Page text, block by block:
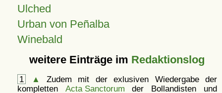
Ulched
Urban von Peñalba
Winebald
weitere Einträge im Redaktionslog
1 ▲
Zudem mit der exlusiven Wiedergabe der
kompletten Acta Sanctorum der Bollandisten und